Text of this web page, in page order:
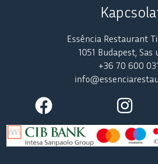
Essência Restaurant
1051 Budapest, Sas
+36 70 600